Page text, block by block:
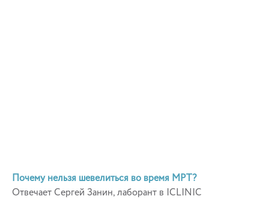
Почему нельзя шевелиться во время МРТ?
Отвечает Сергей Занин, лаборант в ICLINIC